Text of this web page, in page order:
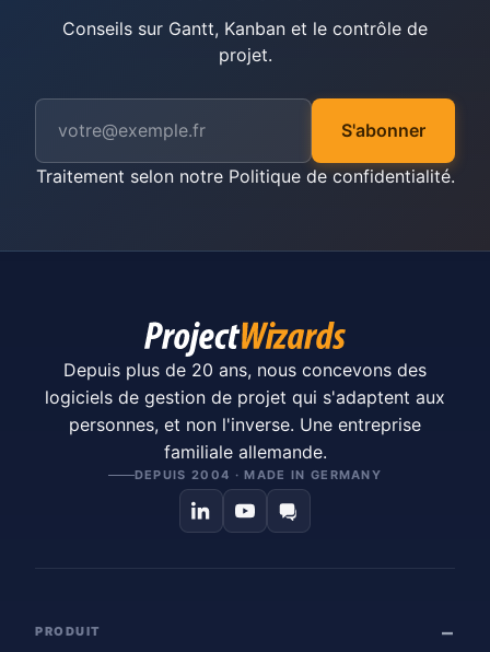
Conseils sur Gantt, Kanban et le contrôle de
projet.
S'abonner
Traitement selon notre Politique de confidentialité.
Depuis plus de 20 ans, nous concevons des
logiciels de gestion de projet qui s'adaptent aux
personnes, et non l'inverse. Une entreprise
familiale allemande.
DEPUIS 2004 · MADE IN GERMANY
PRODUIT